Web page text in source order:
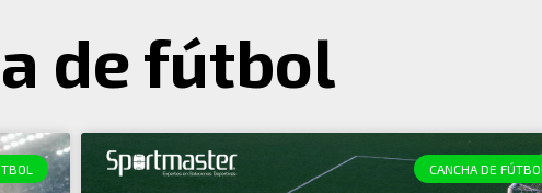
de fútbol
CANCHA DE